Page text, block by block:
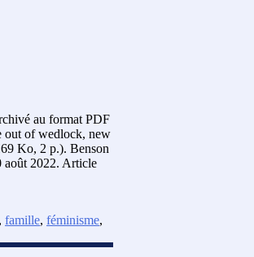
au format PDF
out of wedlock, new
Ko, 2 p.). Benson
août 2022. Article
, famille, féminisme,